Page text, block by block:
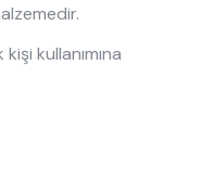
kullanımına